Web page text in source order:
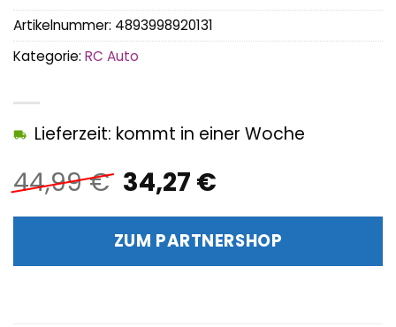
44,99€ Ursprünglicher
Preis
war:
44,99 €
34,27 €Aktueller
ist:
34,27 €.
Lieferzeit: kommt in einer Woche
ZUM PARTNERSHOP
Artikelnummer: 4893998920131
Kategorie: RC Auto